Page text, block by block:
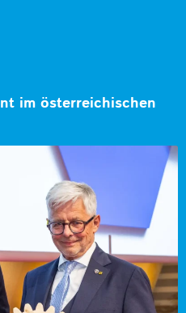
im österreichischen